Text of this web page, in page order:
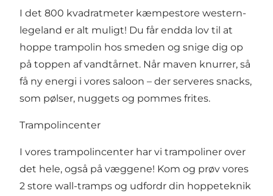
I det 800 kvadratmeter kæmpestore western-
legeland er alt muligt! Du får endda lov til at
hoppe trampolin hos smeden og snige dig op
på toppen af vandtårnet. Når maven knurrer, så
få ny energi i vores saloon – der serveres snacks,
som pølser, nuggets og pommes frites.
Trampolincenter
I vores trampolincenter har vi trampoliner over
det hele, også på væggene! Kom og prøv vores
2 store wall-tramps og udfordr din hoppeteknik